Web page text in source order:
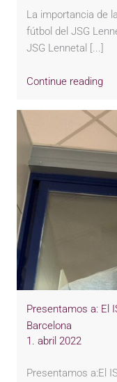
La importancia de
fútbol del JSG
JSG Lennetal [...]
Continue reading
Presentamos a: El
Barcelona
1. abril 2022
Presentamos a:El